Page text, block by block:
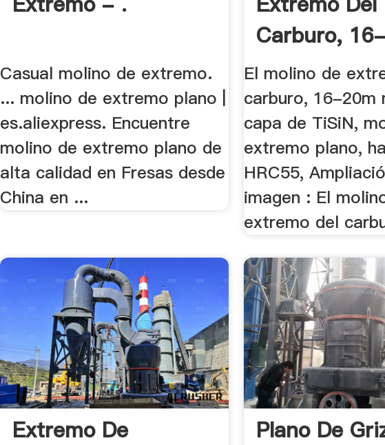
Casual molino de extremo.
... molino de extremo plano |
es.aliexpress. Encuentre
molino de extremo plano de
alta calidad en Fresas desde
China en ...
Carburo,
4 .
El molino de
carburo, 16-20m
capa de TiSiN,
extremo plano,
HRC55,
imagen : El
extremo del
Extremo De
Plano De